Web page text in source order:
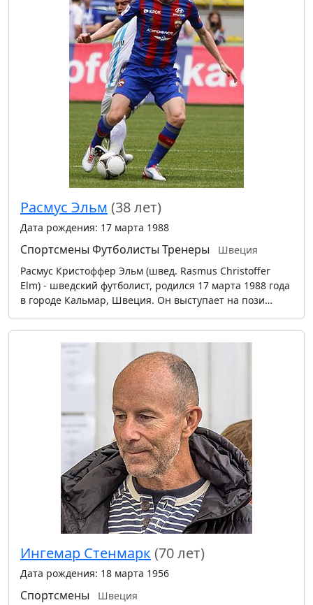
Расмус Эльм (38 лет)
Дата рождения: 17 марта 1988
Спортсмены Футболисты Тренеры
Швеция
Расмус Кристоффер Эльм (швед. Rasmus Christoffer
Elm) - шведский футболист, родился 17 марта 1988 года
в городе Кальмар, Швеция. Он выступает на пози…
Ингемар Стенмарк (70 лет)
Дата рождения: 18 марта 1956
Спортсмены
Швеция